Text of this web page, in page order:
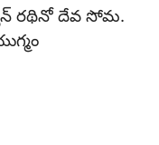
రథినో దేవ సోమ.